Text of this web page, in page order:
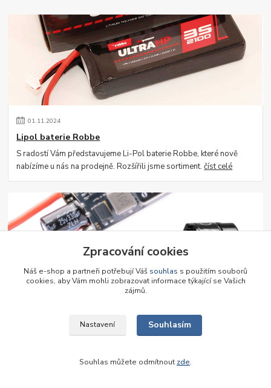
01.11.2024
Lipol baterie Robbe
S radostí Vám představujeme Li-Pol baterie Robbe, které nově
nabízíme u nás na prodejně. Rozšířili jsme sortiment.číst celé
Výprodej střídavých pohonů Graupner!číst celé
Zpracování cookies
Náš e-shop a partneři potřebují Váš souhlas s použitím souborů
cookies, aby Vám mohli zobrazovat informace týkající se Vašich
zájmů.
Nastavení Souhlasím
Souhlas můžete odmítnout zde.